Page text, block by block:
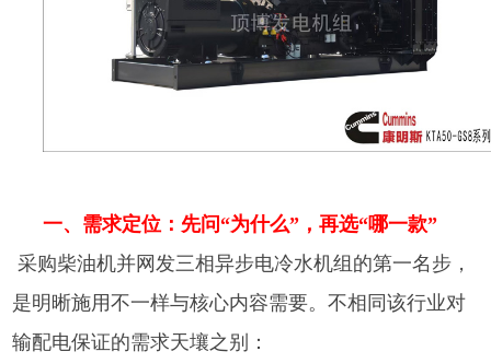
一、需求定位：先问“为什么”，再选“哪一款”
采购柴油机并网发三相异步电冷水机组的第一名步，
是明晰施用不一样与核心内容需要。不相同该行业对
输配电保证的需求天壤之别：